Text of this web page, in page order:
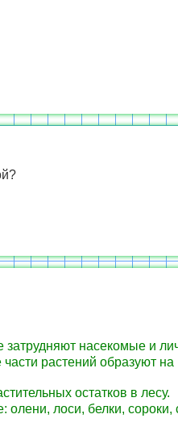
затрудняют насекомые и
растений образуют на
остатков в лесу.
лоси, белки, сороки,